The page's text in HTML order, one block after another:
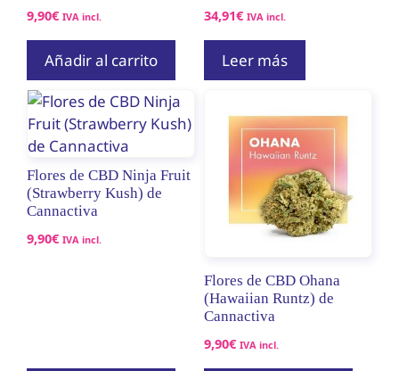
9,90€ IVA incl.
Añadir al carrito
34,91€ IVA incl.
Leer más
Flores de CBD Ninja Fruit
(Strawberry Kush) de
Cannactiva
9,90€ IVA incl.
Flores de CBD Ohana
(Hawaiian Runtz) de
Cannactiva
9,90€ IVA incl.